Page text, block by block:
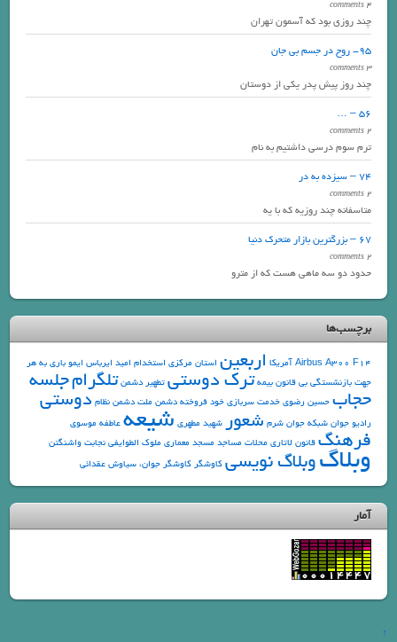
4 comments
چند روزی بود که آسمون تهران
95- روح در جسم بی جان
3 comments
چند روز پیش پدر یکی از دوستان
56 – …
2 comments
ترم سوم درسی داشتیم به نام
74 – سیزده به در
2 comments
متاسفانه چند روزیه که با یه
67 – بزرگترین بازار متحرک دنیا
2 comments
حدود دو سه ماهی هست که از مترو
برچسب‌ها
Airbus A300 F14 آمریکا اربعین استان مرکزی استخدام امید ایرباس ایمو باری به هر
جهت بازنشستگی بی قانون بیمه ترک دوستی تطهیر دشمن تلگرامجلسه
حجاب حسین رضوی خدمت سربازی خود فروخته دشمن ملت دشمن نظام دوستی
رادیو جوان شبکه جوان شرم شعور شهید مطهری شیعه عاطفه موسوی
فرهنگ قانون لاتاری محلات مساجد مسجد معماری ملوک الطوایفی نجابت واشنگتن وبلاگوبلاگ نویسی کاوشگر کاوشگر جوان، سیاوش عقدائی
آمار
↑